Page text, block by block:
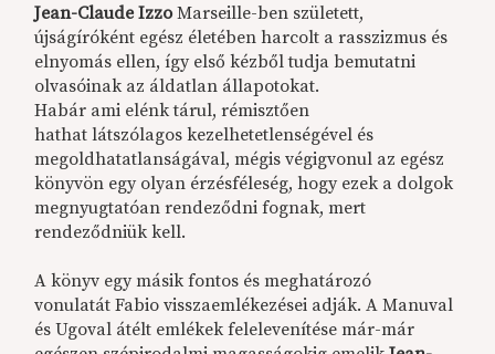
Jean-Claude IzzoMarseille-ben született,
újságíróként egész életében harcolt a rasszizmus és
elnyomás ellen, így első kézből tudja bemutatni
olvasóinak az áldatlan állapotokat.
Habár ami elénk tárul, rémisztően
hathat látszólagos kezelhetetlenségével és
megoldhatatlanságával, mégis végigvonul az egész
könyvön egy olyan érzésféleség, hogy ezek a dolgok
megnyugtatóan rendeződni fognak, mert
rendeződniük kell.
A könyv egy másik fontos és meghatározó
vonulatát Fabio visszaemlékezései adják. A Manuval
és Ugoval átélt emlékek felelevenítése már-már